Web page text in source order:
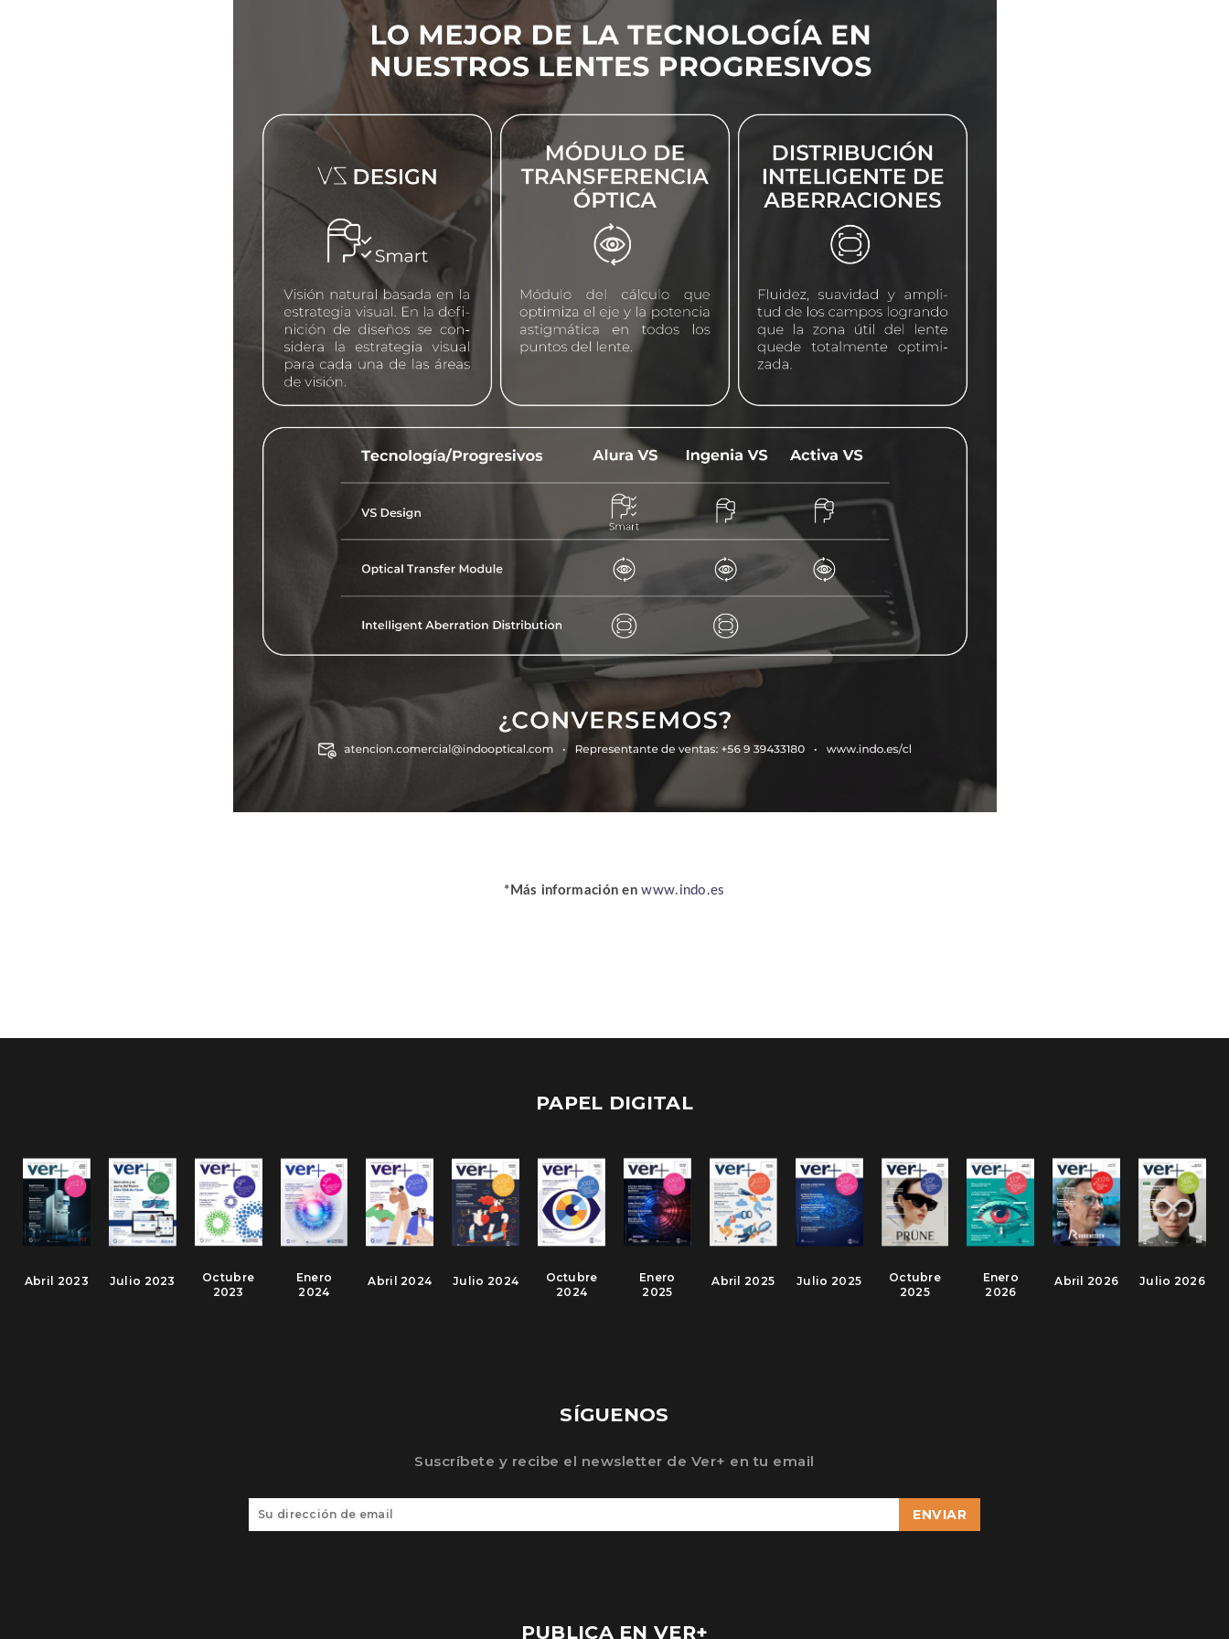
*Más información enwww.indo.es
PAPEL DIGITAL
Julio 2026
Abril 2026
Enero
2026
Octubre
2025
Julio 2025
Abril 2025
Enero
2025
Octubre
2024
Julio 2024
Abril 2024
Enero
2024
Octubre
2023
Julio 2023
Abril 2023
SÍGUENOS
Suscríbete y recibe el newsletter de Ver+ en tu email
ENVIAR
PUBLICA EN VER+